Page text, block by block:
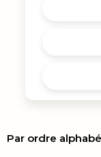
Par ordre